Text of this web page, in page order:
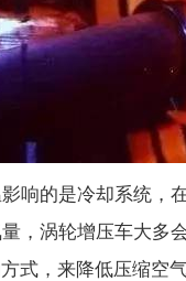
响的是冷却系统，
，涡轮增压车大多
式，来降低压缩空